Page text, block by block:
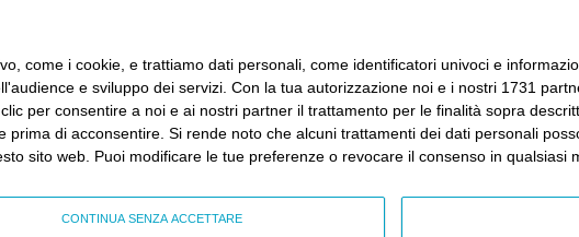
come i cookie, e trattiamo dati personali, come identificatori univoci e
e sviluppo dei servizi. Con la tua autorizzazione noi e i nostri 1731
per consentire a noi e ai nostri partner il trattamento per le finalità sopra
prima di acconsentire. Si rende noto che alcuni trattamenti dei dati personali
sito web. Puoi modificare le tue preferenze o revocare il consenso in qualsiasi
CONTINUA SENZA ACCETTARE
pensi, quando senti dire “patrimoniale”?
due pistole caricate a salve e un canestro di
contro quarantasei